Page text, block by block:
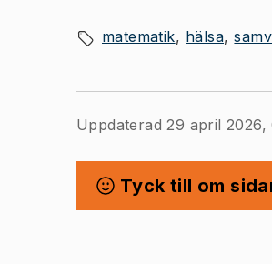
matematik hälsa
Uppdaterad 29 april 2026,
Tyck till om